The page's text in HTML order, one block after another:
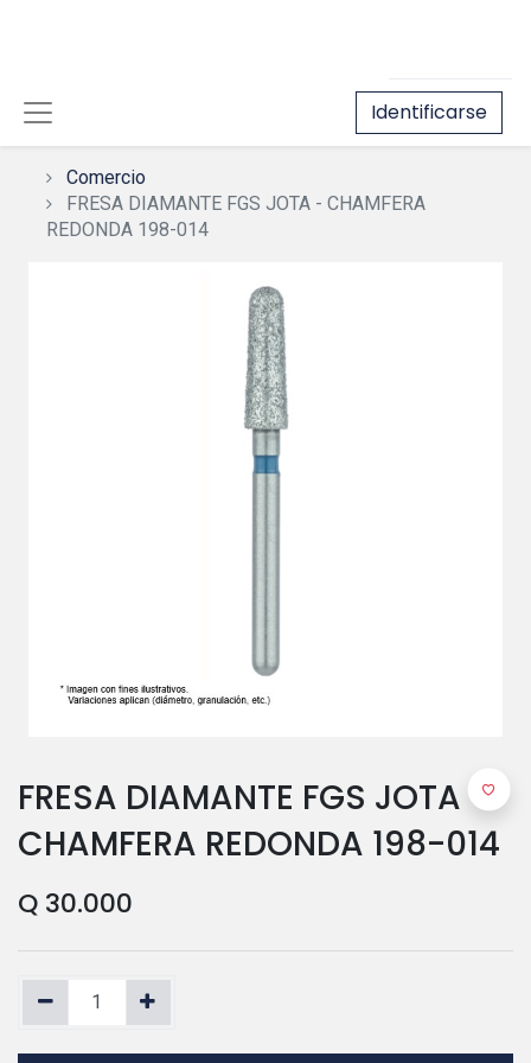
Identificarse
Comercio
FRESA DIAMANTE FGS JOTA - CHAMFERA
REDONDA 198-014
FRESA DIAMANTE FGS JOTA -
CHAMFERA REDONDA 198-014
Q 30.000